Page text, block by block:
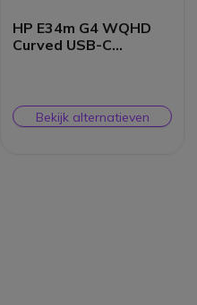
HP E34m G4 WQHD
Curved USB-C
Bekijk alternatieven